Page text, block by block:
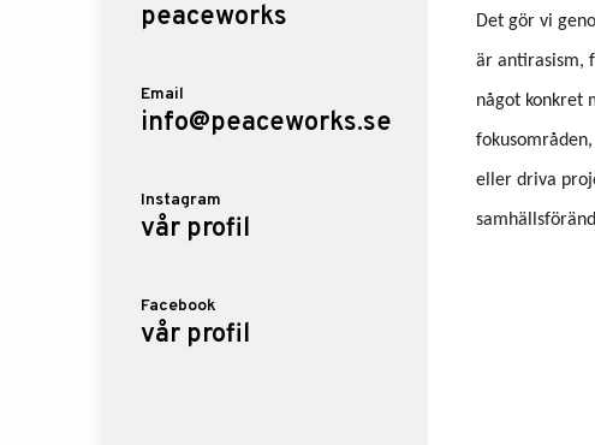
peaceworks
Email
info@peaceworks.se
Instagram
vår profil
Facebook
vår profil
Det gör vi
är antirasism,
något konkret
eller driva